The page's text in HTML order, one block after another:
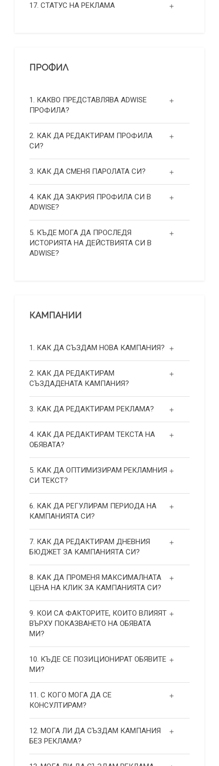
17. СТАТУС НА РЕКЛАМА
ПРОФИЛ
1. КАКВО ПРЕДСТАВЛЯВА ADWISE
ПРОФИЛА?
2. КАК ДА РЕДАКТИРАМ ПРОФИЛА
СИ?
3. КАК ДА СМЕНЯ ПАРОЛАТА СИ?
4. КАК ДА ЗАКРИЯ ПРОФИЛА СИ В
ADWISE?
5. КЪДЕ МОГА ДА ПРОСЛЕДЯ
ИСТОРИЯТА НА ДЕЙСТВИЯТА СИ В
ADWISE?
КАМПАНИИ
1. КАК ДА СЪЗДАМ НОВА КАМПАНИЯ?
2. КАК ДА РЕДАКТИРАМ
СЪЗДАДЕНАТА КАМПАНИЯ?
3. КАК ДА РЕДАКТИРАМ РЕКЛАМА?
4. КАК ДА РЕДАКТИРАМ ТЕКСТА НА
ОБЯВАТА?
5. КАК ДА ОПТИМИЗИРАМ РЕКЛАМНИЯ
СИ ТЕКСТ?
6. КАК ДА РЕГУЛИРАМ ПЕРИОДА НА
КАМПАНИЯТА СИ?
7. КАК ДА РЕДАКТИРАМ ДНЕВНИЯ
БЮДЖЕТ ЗА КАМПАНИЯТА СИ?
8. КАК ДА ПРОМЕНЯ МАКСИМАЛНАТА
ЦЕНА НА КЛИК ЗА КАМПАНИЯТА СИ?
9. КОИ СА ФАКТОРИТЕ, КОИТО ВЛИЯЯТ
ВЪРХУ ПОКАЗВАНЕТО НА ОБЯВАТА
МИ?
10. КЪДЕ СЕ ПОЗИЦИОНИРАТ ОБЯВИТЕ
МИ?
11. С КОГО МОГА ДА СЕ
КОНСУЛТИРАМ?
12. МОГА ЛИ ДА СЪЗДАМ КАМПАНИЯ
БЕЗ РЕКЛАМА?